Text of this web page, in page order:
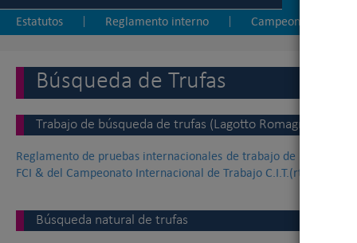
Estatutos Reglamento interno
Campeonato
Búsqueda de Trufas
Trabajo de búsqueda de trufas (Lagotto Romagnolo)
Reglamento de pruebas internacionales de trabajo de búsqueda
FCI & del Campeonato Internacional de Trabajo C.I.T.(rt) (para
Búsqueda natural de trufas